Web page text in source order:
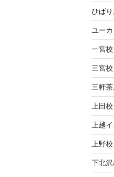
ひばり
ユー
一宮校
三宮校
三軒茶
上田
上越
上野
下北沢